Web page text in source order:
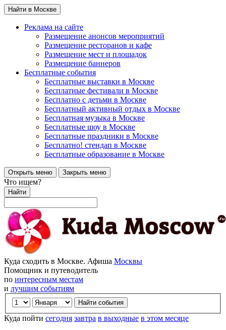
Найти в Москве
Реклама на сайте
Размещение анонсов мероприятий
Размещение ресторанов и кафе
Размещение мест и площадок
Размещение баннеров
Бесплатные события
Бесплатные выставки в Москве
Бесплатные фестивали в Москве
Бесплатно с детьми в Москве
Бесплатный активный отдых в Москве
Бесплатная музыка в Москве
Бесплатные шоу в Москве
Бесплатные праздники в Москве
Бесплатно! стендап в Москве
Бесплатные образование в Москве
Открыть меню Закрыть меню
Что ищем?
Найти
Куда сходить в Москве. Афиша Москвы
Помощник и путеводитель
по интересным местам
и лучшим событиям
Куда пойти сегодня завтра в выходные в этом месяце